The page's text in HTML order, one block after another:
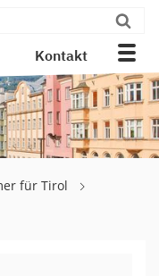
Kontakt
für Tirol